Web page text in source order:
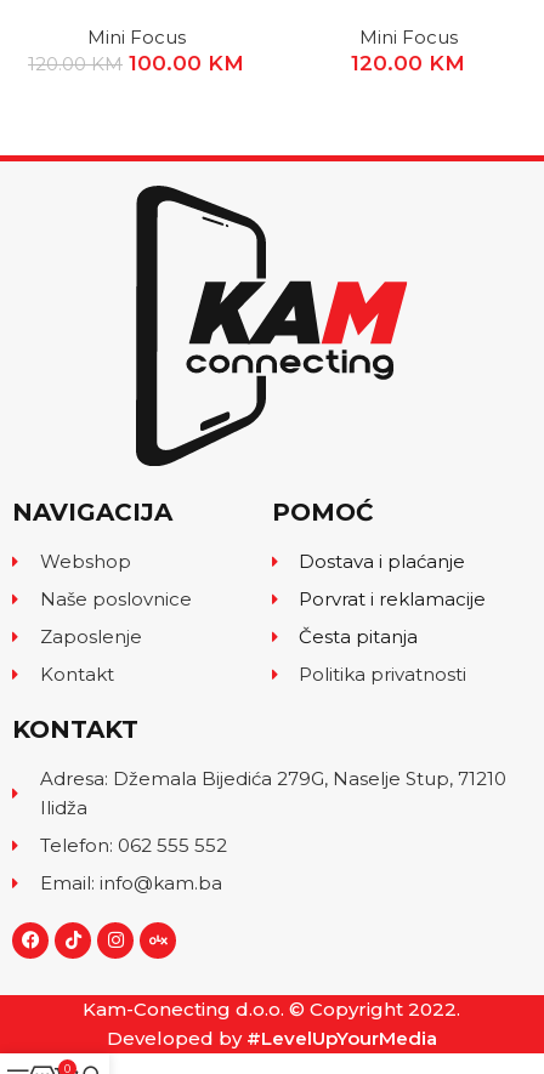
Mini Focus
120.00KM 100.00 KM
Mini Focus
120.00 KM
NAVIGACIJA
Webshop
Naše poslovnice
Zaposlenje
Kontakt
POMOĆ
Dostava i plaćanje
Porvrat i reklamacije
Česta pitanja
Politika privatnosti
KONTAKT
Adresa: Džemala Bijedića 279G, Naselje Stup, 71210
Ilidža
Telefon: 062 555 552
Email: info@kam.ba
Kam-Conecting d.o.o. © Copyright 2022.
Developed by #LevelUpYourMedia
0